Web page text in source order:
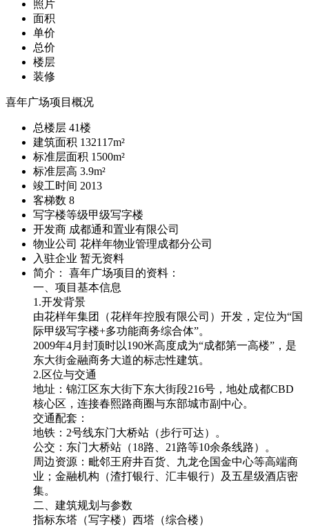
照片
面积
单价
总价
楼层
装修
喜年广场项目概况
总楼层 41楼
建筑面积 132117m²
标准层面积 1500m²
标准层高 3.9m²
竣工时间 2013
客梯数 8
写字楼等级甲级写字楼
开发商 成都通和置业有限公司
物业公司 花样年物业管理成都分公司
入驻企业 暂无资料
简介： 喜年广场项目的资料：
一、项目基本信息
1.开发背景
由花样年集团（花样年控股有限公司）开发，定位为“国
际甲级写字楼+多功能商务综合体”。
2009年4月封顶时以190米高度成为“成都第一高楼”，是
东大街金融商务大道的标志性建筑。
2.区位与交通
地址：锦江区东大街下东大街段216号，地处成都CBD
核心区，连接春熙路商圈与东部城市副中心。
交通配套：
地铁：2号线东门大桥站（步行可达）。
公交：东门大桥站（18路、21路等10余条线路）。
周边资源：毗邻王府井百货、九龙仓国金中心等高端商
业；金融机构（渣打银行、汇丰银行）及五星级酒店密
集。
二、建筑规划与参数
指标东塔（写字楼）西塔（综合楼）